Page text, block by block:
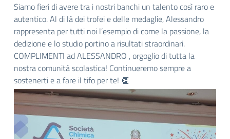
Siamo fieri di avere tra i nostri banchi un talento così raro e
autentico. Al di là dei trofei e delle medaglie, Alessandro
rappresenta per tutti noi l’esempio di come la passione, la
dedizione e lo studio portino a risultati straordinari.
COMPLIMENTI ad ALESSANDRO , orgoglio di tutta la
nostra comunità scolastica! Continueremo sempre a
sostenerti e a fare il tifo per te! 👏